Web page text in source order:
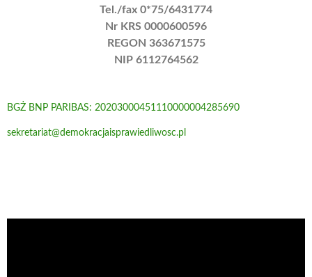
Tel./fax 0*75/6431774
Nr KRS 0000600596
REGON 363671575
NIP 6112764562
BGŻ BNP PARIBAS: 20203000451110000004285690
sekretariat@demokracjaisprawiedliwosc.pl